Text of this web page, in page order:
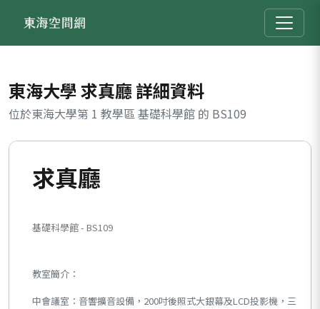
東海大學 求真廳 詳細資料
位於東海大學第 1 教學區 基礎科學館 的 BS109
求真廳
基礎科學館 - BS109
教室簡介：
中會議室：音響擴音設備，200吋後照式大銀幕及LCD投影機，三